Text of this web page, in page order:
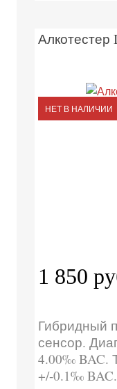
Алкотестер
НЕТ В НАЛИЧИИ
1 850
Гибридный
сенсор.
4.00‰ BAC.
+/-0.1‰